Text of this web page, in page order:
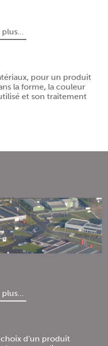
pour un produit
la forme, la couleur
et son traitement
choix d'un produit